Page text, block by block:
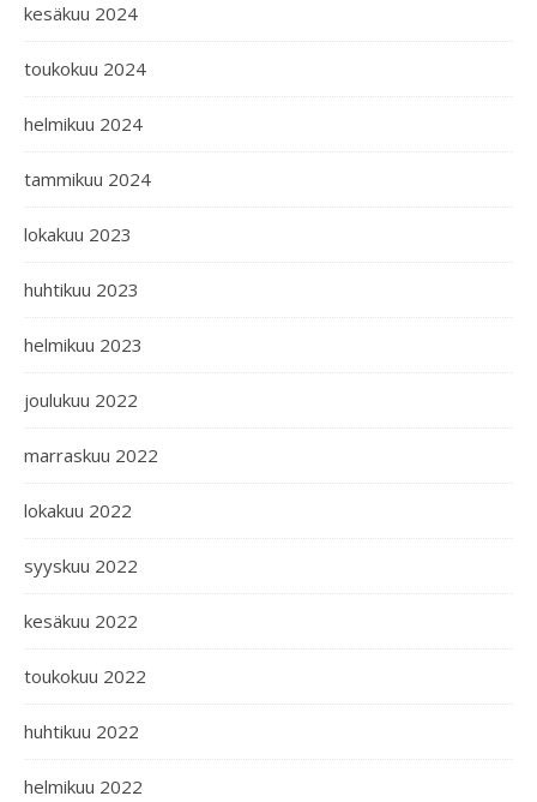
kesäkuu 2024
toukokuu 2024
helmikuu 2024
tammikuu 2024
lokakuu 2023
huhtikuu 2023
helmikuu 2023
joulukuu 2022
marraskuu 2022
lokakuu 2022
syyskuu 2022
kesäkuu 2022
toukokuu 2022
huhtikuu 2022
helmikuu 2022